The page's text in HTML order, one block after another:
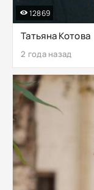
Татьяна Котова
2 года назад
12869